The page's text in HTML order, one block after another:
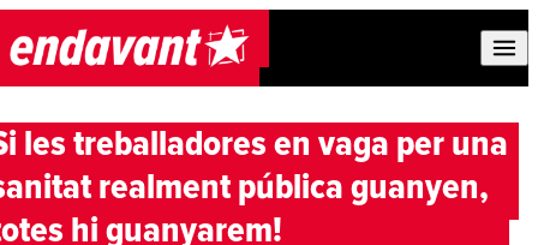
Skip to content
les treballadores en vaga per una
realment pública guanyen,
hi guanyarem!